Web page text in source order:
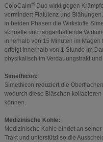
ColoCalm®Duo wirkt gegen
vermindert Flatulenz und
in beiden Phasen die Wirkstoffe
schnelle und langanhaltende
innerhalb von 15 Minuten im
erfolgt innerhalb von 1 Stunde im
physikalisch im Verdauungstrakt
Simethicon:
Simethicon reduziert die
wodurch diese Bläschen
können.
Medizinische Kohle:
Medizinische Kohle bindet an
Trakt und unterstützt so die